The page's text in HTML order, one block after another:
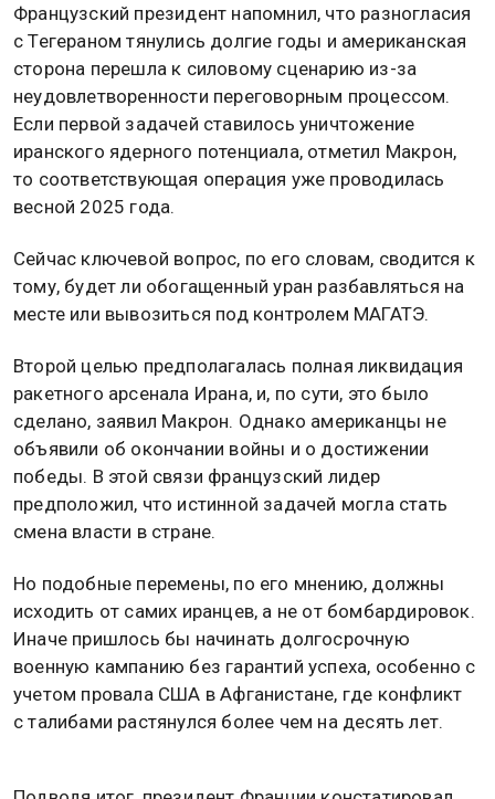
Французский президент напомнил, что разногласия
с Тегераном тянулись долгие годы и американская
сторона перешла к силовому сценарию из-за
неудовлетворенности переговорным процессом.
Если первой задачей ставилось уничтожение
иранского ядерного потенциала, отметил Макрон,
то соответствующая операция уже проводилась
весной 2025 года.
Сейчас ключевой вопрос, по его словам, сводится к
тому, будет ли обогащенный уран разбавляться на
месте или вывозиться под контролем МАГАТЭ.
Второй целью предполагалась полная ликвидация
ракетного арсенала Ирана, и, по сути, это было
сделано, заявил Макрон. Однако американцы не
объявили об окончании войны и о достижении
победы. В этой связи французский лидер
предположил, что истинной задачей могла стать
смена власти в стране.
Но подобные перемены, по его мнению, должны
исходить от самих иранцев, а не от бомбардировок.
Иначе пришлось бы начинать долгосрочную
военную кампанию без гарантий успеха, особенно с
учетом провала США в Афганистане, где конфликт
с талибами растянулся более чем на десять лет.